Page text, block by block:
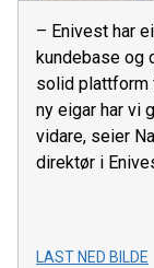
– Enivest har
kundebase og
solid plattform
ny eigar har vi
vidare, seier
direktør i
LAST NED BILDE